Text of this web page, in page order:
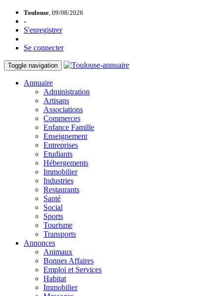
Toulouse, 09/08/2026
-
S'enregistrer
Se connecter
Toggle navigation
Annuaire
Administration
Artisans
Associations
Commerces
Enfance Famille
Enseignement
Entreprises
Etudiants
Hébergements
Immobilier
Industries
Restaurants
Santé
Social
Sports
Tourisme
Transports
Annonces
Animaux
Bonnes Affaires
Emploi et Services
Habitat
Immobilier